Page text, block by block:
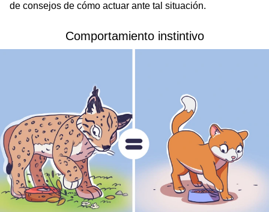
de consejos de cómo actuar ante tal situación.
Comportamiento instintivo